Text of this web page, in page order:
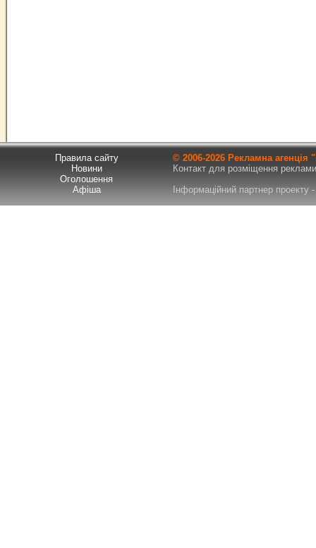
Правила сайту
Новини
Оголошення
Афіша
© 2006-2026 Рекламна
Контакт для розміщення
Інформаційний партнер проекту